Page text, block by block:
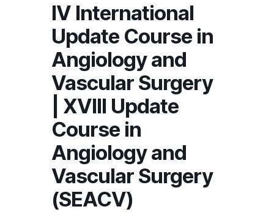
IV International
Update Course in
Angiology and
Vascular Surgery
| XVIII Update
Course in
Angiology and
Vascular Surgery
(SEACV)